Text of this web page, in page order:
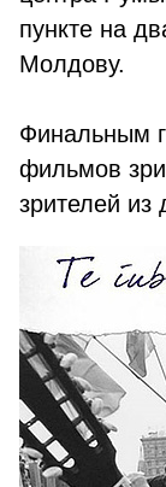
пункте на
Молдову.
Финальным
фильмов
зрителей из